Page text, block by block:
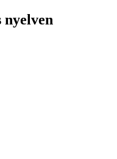
nyelven